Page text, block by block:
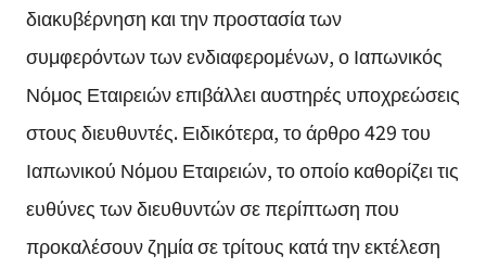
διακυβέρνηση και την προστασία των
συμφερόντων των ενδιαφερομένων, ο Ιαπωνικός
Νόμος Εταιρειών επιβάλλει αυστηρές υποχρεώσεις
στους διευθυντές. Ειδικότερα, το άρθρο 429 του
Ιαπωνικού Νόμου Εταιρειών, το οποίο καθορίζει τις
ευθύνες των διευθυντών σε περίπτωση που
προκαλέσουν ζημία σε τρίτους κατά την εκτέλεση